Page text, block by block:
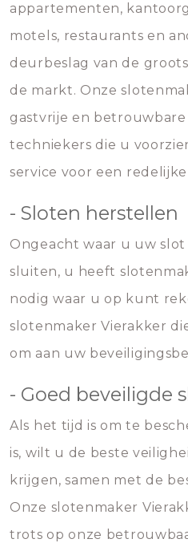
appartementen,
motels, restaurants en
deurbeslag van de
de markt. Onze
gastvrije en betrouwbare
techniekers die u
service voor een redelijke
- Sloten herstellen
Ongeacht waar u uw
sluiten, u heeft
nodig waar u op kunt
slotenmaker Vierakker
om aan uw
- Goed beveiligde
Als het tijd is om te
is, wilt u de beste
krijgen, samen met de
Onze slotenmaker
trots op onze